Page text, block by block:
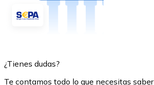
¿Tienes dudas?
Te contamos todo lo que necesitas saber